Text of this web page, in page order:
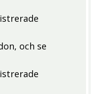
och se